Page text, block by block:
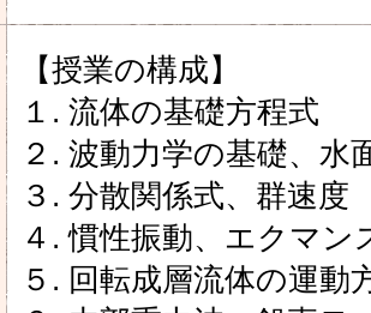
【授業の構成】
１. 流体の基礎方程式
２. 波動力学の基礎、水
３. 分散関係式、群速度
４. 慣性振動、エクマ
５. 回転成層流体の運動